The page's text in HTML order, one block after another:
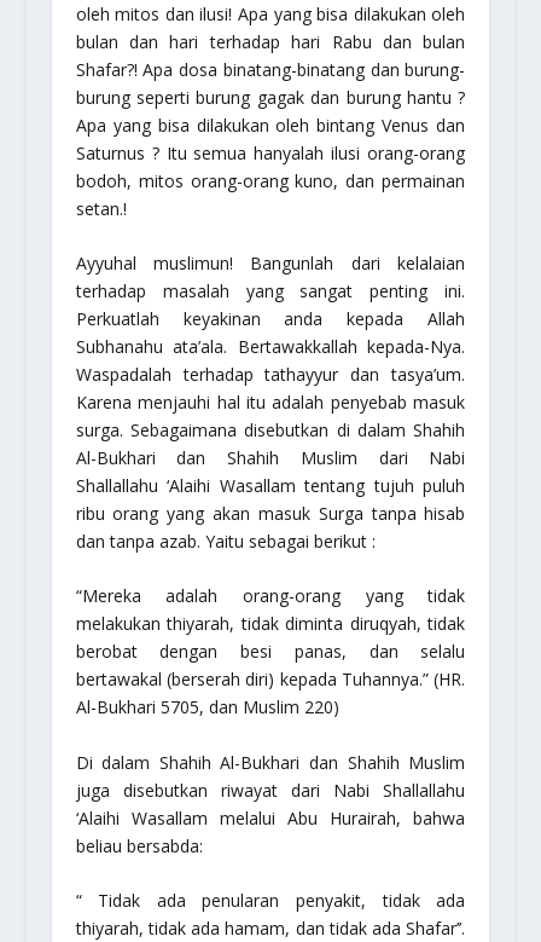
oleh mitos dan ilusi! Apa yang bisa dilakukan oleh
bulan dan hari terhadap hari Rabu dan bulan
Shafar?! Apa dosa binatang-binatang dan burung-
burung seperti burung gagak dan burung hantu ?
Apa yang bisa dilakukan oleh bintang Venus dan
Saturnus ? Itu semua hanyalah ilusi orang-orang
bodoh, mitos orang-orang kuno, dan permainan
setan.!
Ayyuhal muslimun! Bangunlah dari kelalaian
terhadap masalah yang sangat penting ini.
Perkuatlah keyakinan anda kepada Allah
Subhanahu ata’ala. Bertawakkallah kepada-Nya.
Waspadalah terhadap tathayyur dan tasya’um.
Karena menjauhi hal itu adalah penyebab masuk
surga. Sebagaimana disebutkan di dalamShahih
Al-Bukhari danShahih Muslim dari Nabi
Shallallahu ‘Alaihi Wasallam tentang tujuh puluh
ribu orang yang akan masuk Surga tanpa hisab
dan tanpa azab. Yaitu sebagai berikut :
“Mereka adalah orang-orang yang tidak
melakukan thiyarah, tidak diminta diruqyah, tidak
berobat dengan besi panas, dan selalu
bertawakal (berserah diri) kepada Tuhannya.” (HR.
Al-Bukhari 5705, dan Muslim 220)
Di dalam Shahih Al-Bukhari dan Shahih Muslim
juga disebutkan riwayat dari Nabi Shallallahu
‘Alaihi Wasallam melalui Abu Hurairah, bahwa
beliau bersabda:
“ Tidak ada penularan penyakit, tidak ada
thiyarah, tidak ada hamam, dan tidak ada Shafar’’.